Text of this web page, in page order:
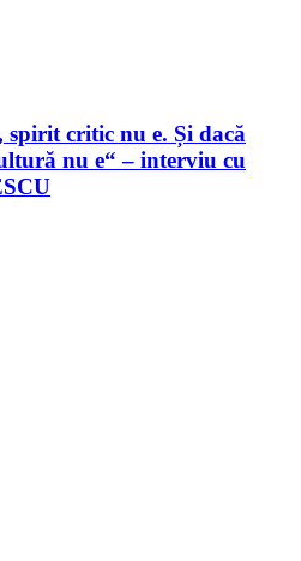
spirit critic nu e. Și dacă
nu e“ – interviu cu